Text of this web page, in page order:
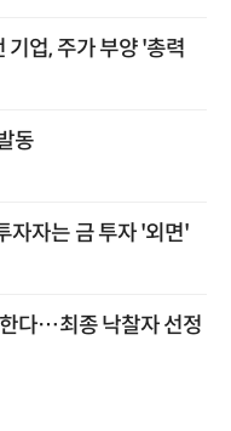
업, 주가 부양 '총력
동
자자는 금 투자 '외면'
다…최종 낙찰자 선정